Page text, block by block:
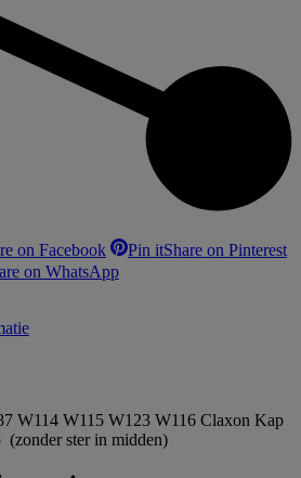
on Facebook Pin itShare on Pinterest
on WhatsApp
W114 W115 W123 W116 Claxon Kap
(zonder ster in midden)